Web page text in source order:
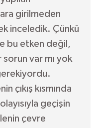
girilmeden
inceledik. Çünkü
bu etken değil,
var mı yok
çıkış kısmında
geçişin
çevre